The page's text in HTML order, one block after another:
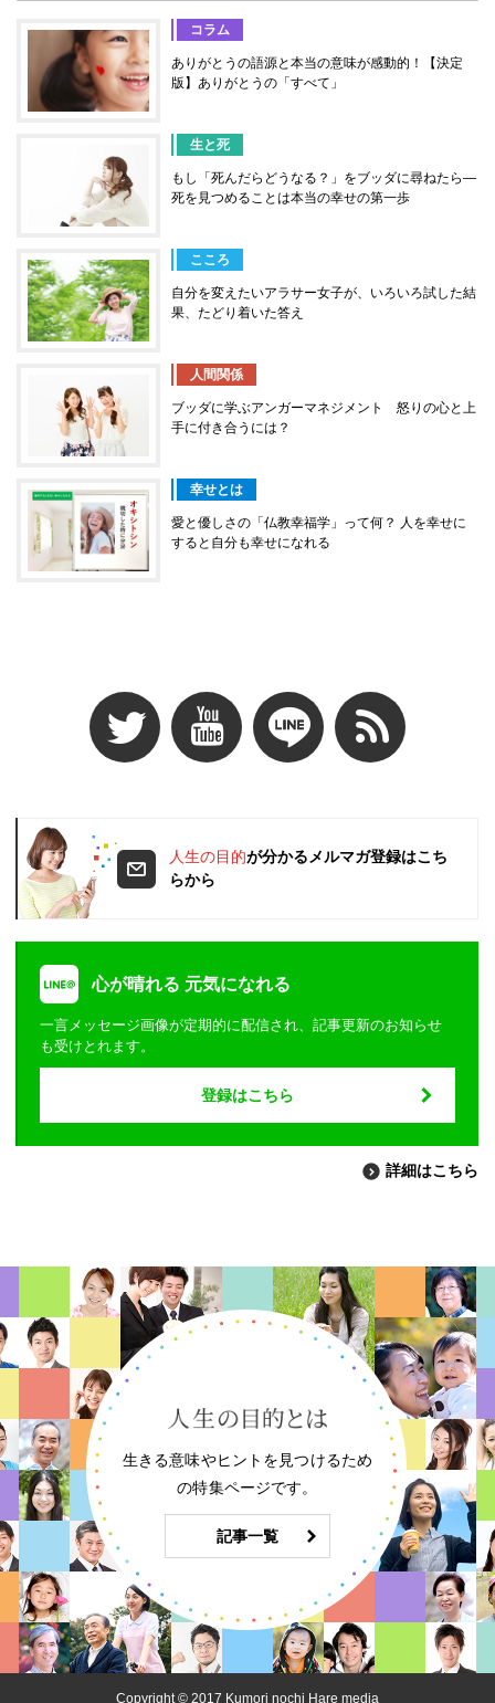
コラム
ありがとうの語源と本当の意味が感動的！【決定
版】ありがとうの「すべて」
生と死
もし「死んだらどうなる？」をブッダに尋ねたら―
死を見つめることは本当の幸せの第一歩
こころ
自分を変えたいアラサー女子が、いろいろ試した結
果、たどり着いた答え
人間関係
ブッダに学ぶアンガーマネジメント 怒りの心と上
手に付き合うには？
幸せとは
愛と優しさの「仏教幸福学」って何？ 人を幸せに
すると自分も幸せになれる
人生の目的が分かるメルマガ登録はこち
らから
心が晴れる 元気になれる
一言メッセージ画像が定期的に配信され、記事更新のお知らせ
も受けとれます。
登録はこちら
詳細はこちら
生きる意味やヒントを見つけるため
の特集ページです。
記事一覧
Copyright © 2017 Kumori nochi Hare media